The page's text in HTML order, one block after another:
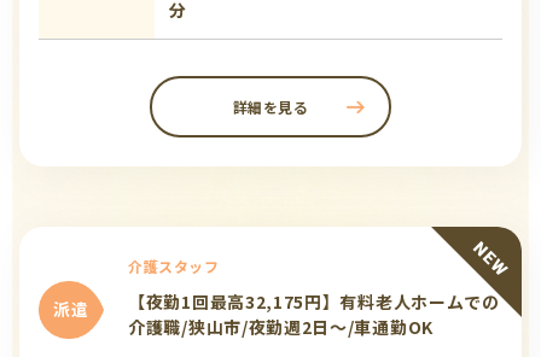
分
詳細を見る
派遣
介護スタッフ
【夜勤1回最高32,175円】有料老人ホームでの
介護職/狭山市/夜勤週2日～/車通勤OK